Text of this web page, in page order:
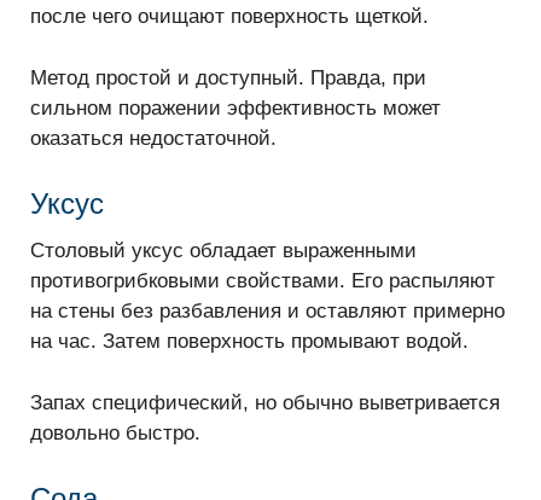
после чего очищают поверхность щеткой.
Метод простой и доступный. Правда, при
сильном поражении эффективность может
оказаться недостаточной.
Уксус
Столовый уксус обладает выраженными
противогрибковыми свойствами. Его распыляют
на стены без разбавления и оставляют примерно
на час. Затем поверхность промывают водой.
Запах специфический, но обычно выветривается
довольно быстро.